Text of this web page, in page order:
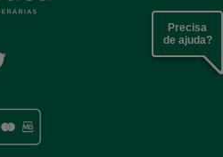
Precisa
de ajuda?